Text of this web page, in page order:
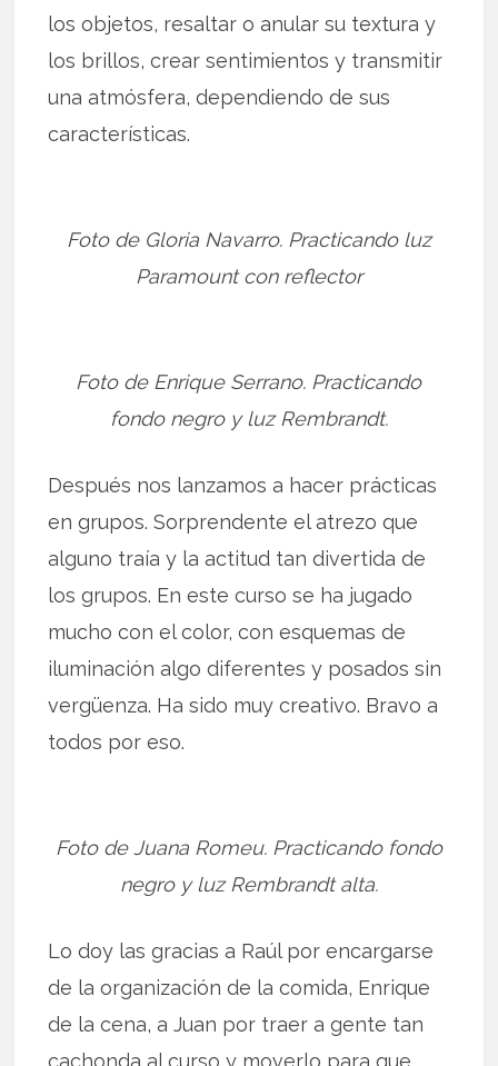
los objetos, resaltar o anular su textura y
los brillos, crear sentimientos y transmitir
una atmósfera, dependiendo de sus
características.
Foto de Gloria Navarro. Practicando luz
Paramount con reflector
Foto de Enrique Serrano. Practicando
fondo negro y luz Rembrandt.
Después nos lanzamos a hacer prácticas
en grupos. Sorprendente el atrezo que
alguno traía y la actitud tan divertida de
los grupos. En este curso se ha jugado
mucho con el color, con esquemas de
iluminación algo diferentes y posados sin
vergüenza. Ha sido muy creativo. Bravo a
todos por eso.
Foto de Juana Romeu. Practicando fondo
negro y luz Rembrandt alta.
Lo doy las gracias a Raúl por encargarse
de la organización de la comida, Enrique
de la cena, a Juan por traer a gente tan
cachonda al curso y moverlo para que